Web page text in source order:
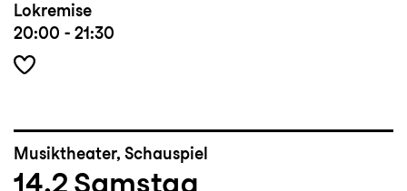
Lokremise
20:00 - 21:30
Musiktheater, Schauspiel
14.2 Samstag